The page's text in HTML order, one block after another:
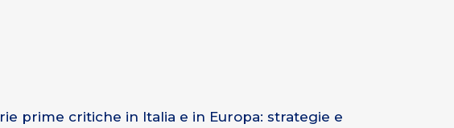
prime critiche in Italia e in Europa: strategie e